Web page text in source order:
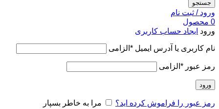
جستجو
ورود / ثبت نام
0 محصول
ورود ایجاد حساب کاربری
نام کاربری یا آدرس ایمیل * الزامی
رمز عبور * الزامی
ورود
رمز عبور را فراموش کرده اید؟ مرا به خاطر بسپار